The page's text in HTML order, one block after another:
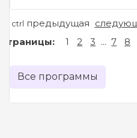
ctrl предыдущая
Страницы: 1 2 3 ... 7 8
Все программы